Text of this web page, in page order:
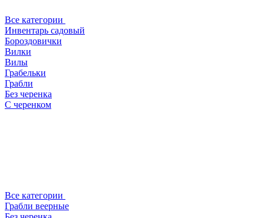
Все категории
Инвентарь садовый
Бороздовички
Вилки
Вилы
Грабельки
Грабли
Без черенка
С черенком
Все категории
Грабли веерные